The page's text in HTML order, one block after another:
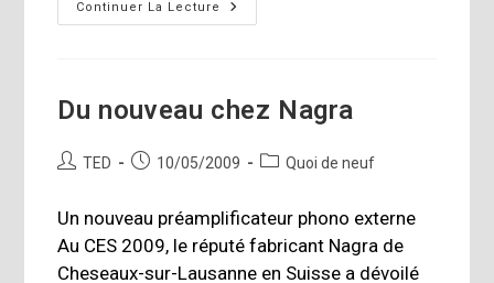
Continuer La Lecture
Salon
Son
Du nouveau chez Nagra
Auteur/autrice
publication :
TED
Publication
10/05/2009
PostQuoi de neuf
Un nouveau préamplificateur phono externe
Au CES 2009, le réputé fabricant Nagra de
Cheseaux-sur-Lausanne en Suisse a dévoilé